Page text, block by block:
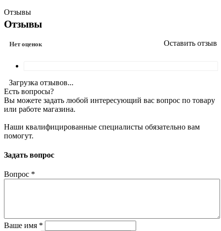
Отзывы
Отзывы
Нет оценок Оставить отзыв
Загрузка отзывов...
Есть вопросы?
Вы можете задать любой интересующий вас вопрос по товару
или работе магазина.
Наши квалифицированные специалисты обязательно вам
помогут.
Задать вопрос
Вопрос *
Ваше имя *